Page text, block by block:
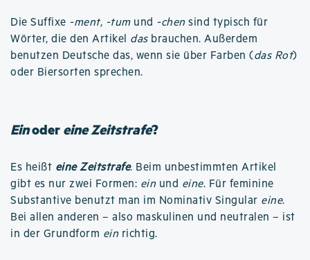
Die Suffixe -ment, -tumund -chen sind typisch für
Wörter, die den Artikel dasbrauchen. Außerdem
benutzen Deutsche das, wenn sie über Farben (das Rot)
oder Biersorten sprechen.
Einodereine Zeitstrafe?
Es heißt eine Zeitstrafe. Beim unbestimmten Artikel
gibt es nur zwei Formen: ein und eine. Für feminine
Substantive benutzt man im Nominativ Singular eine.
Bei allen anderen – also maskulinen und neutralen – ist
in der Grundform ein richtig.